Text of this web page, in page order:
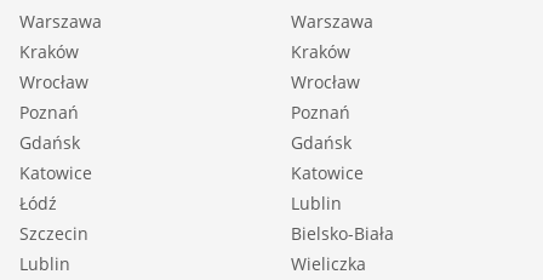
Warszawa
Kraków
Wrocław
Poznań
Gdańsk
Katowice
Łódź
Szczecin
Lublin
Warszawa
Kraków
Wrocław
Poznań
Gdańsk
Katowice
Lublin
Bielsko-Biała
Wieliczka